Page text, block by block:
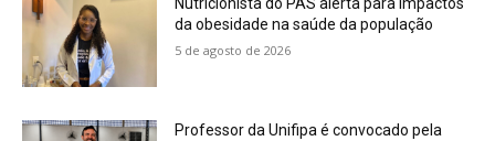
da obesidade na saúde da população
5 de agosto de 2026
Professor da Unifipa é convocado pela